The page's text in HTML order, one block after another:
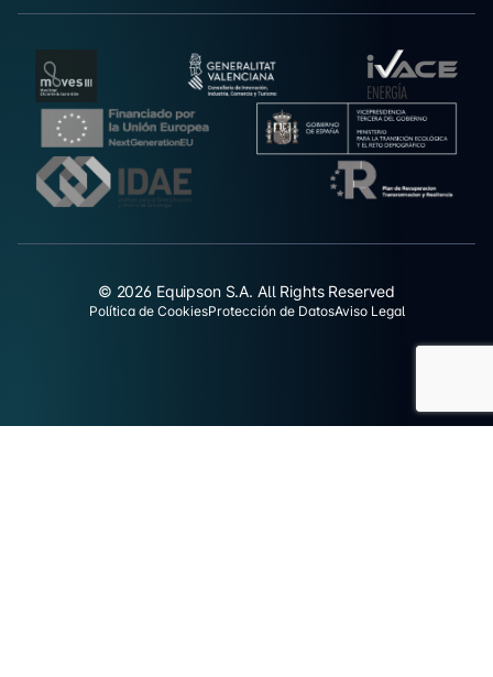
© 2026 Equipson S.A. All Rights Reserved
Política de CookiesProtección de DatosAviso Legal